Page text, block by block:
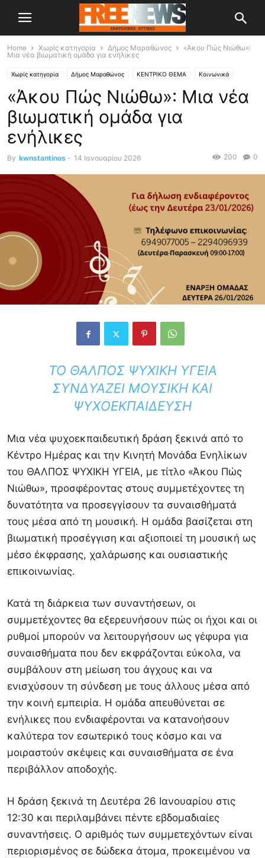
Home Χωρίς κατηγορία Δήμος Μαραθώνος
«Άκου Πώς Νιώθω»:
Μια νέα βιωματική ομάδα για ενήλικες
Χωρίς κατηγορία Δήμος Μαραθώνος ΚΕΝΤΡΙΚΟ ΘΕΜΑ Κοινωνικά
«Άκου Πώς Νιώθω»: Μια νέα
βιωματική ομάδα για
ενήλικες
By kwnstantinos - 14 Ιανουαρίου 2026 0
200
ΤΟ ΘΑΛΠΟΣ ΨΥΧΙΚΗ ΥΓΕΙΑ
ΣΥΝΔΥΆΖΕΙ ΜΟΥΣΙΚΉ ΚΑΙ
ΨΥΧΟΕΚΠΑΊΔΕΥΣΗ
Μια νέα ψυχοεκπαιδευτική δράση ξεκινά από το
Κέντρο Ημέρας και την Κινητή Μονάδα Ενηλίκων
του ΘΑΛΠΟΣ ΨΥΧΙΚΗ ΥΓΕΙΑ, με τίτλο «Άκου Πώς
Νιώθω», προσφέροντας στους συμμετέχοντες τη
δυνατότητα να προσεγγίσουν τα συναισθήματά
τους μέσα από τη μουσική. Η ομάδα βασίζεται στη
βιωματική προσέγγιση και αξιοποιεί τη μουσική ως
μέσο έκφρασης, χαλάρωσης και ουσιαστικής
επικοινωνίας.
Κατά τη διάρκεια των συναντήσεων, οι
συμμετέχοντες θα εξερευνήσουν πώς οι ήχοι και οι
ρυθμοί μπορούν να λειτουργήσουν ως γέφυρα για
συναισθήματα που δεν εκφράζονται εύκολα, να
συμβάλουν στη μείωση του άγχους και να
ενισχύσουν τη σύνδεση με τους άλλους μέσα από
την κοινή εμπειρία. Η ομάδα απευθύνεται σε
ενήλικες που ενδιαφέρονται να κατανοήσουν
καλύτερα τον εσωτερικό τους κόσμο και να
μοιραστούν σκέψεις και συναισθήματα σε ένα
περιβάλλον αποδοχής.
Η δράση ξεκινά τη Δευτέρα 26 Ιανουαρίου στις
12:30 και περιλαμβάνει πέντε εβδομαδιαίες
συναντήσεις. Ο αριθμός των συμμετεχόντων είναι
περιορισμένος σε δώδεκα άτομα, προκειμένου να